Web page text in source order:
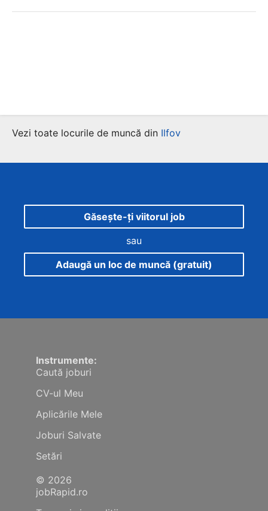
Vezi toate locurile de muncă din Ilfov
Găsește-ți viitorul job
sau
Adaugă un loc de muncă (gratuit)
Instrumente:
Caută joburi
CV-ul Meu
Aplicările Mele
Joburi Salvate
Setări
© 2026
jobRapid.ro